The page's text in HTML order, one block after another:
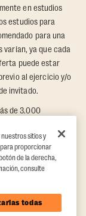
en estudios
estudios para
para una
varían, ya que cada
puede estar
al ejercicio y/o
invitado.
de 3.000
grasa y el
hallazgos de
sitios y
proporcionar
de la derecha,
consulte
todas